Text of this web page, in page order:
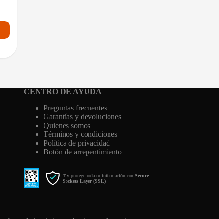
CENTRO DE AYUDA
Preguntas frecuentes
Garantías y devoluciones
Quienes somos
Términos y condiciones
Política de privacidad
Botón de arrepentimiento
Try protege toda tu información conSecure
Sockets Layer (SSL)